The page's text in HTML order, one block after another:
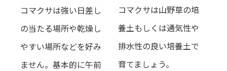
コマクサは強い日差し
の当たる場所や乾燥し
やすい場所などを好み
ません。基本的に午前
コマクサは山野草の培
養土もしくは通気性や
排水性の良い培養土で
育てましょう。